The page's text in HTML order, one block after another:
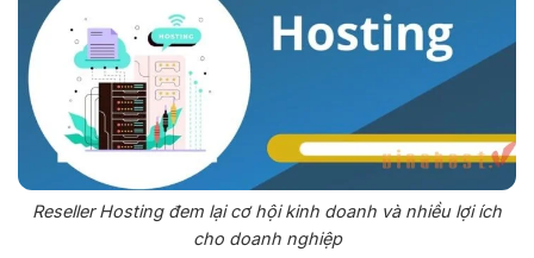
Reseller Hosting đem lại cơ hội kinh doanh và nhiều lợi ích
cho doanh nghiệp